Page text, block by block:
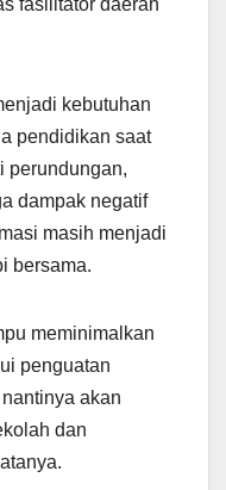
kebutuhan
pendidikan saat
perundungan,
dampak negatif
masih menjadi
bersama.
meminimalkan
penguatan
akan
dan